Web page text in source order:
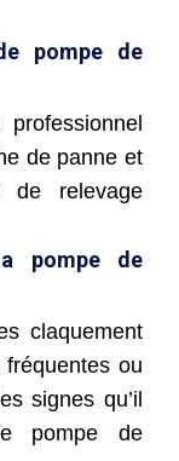
pompe de
de panne et
de relevage
pompe de
claquement
ou
signes qu’il
pompe de